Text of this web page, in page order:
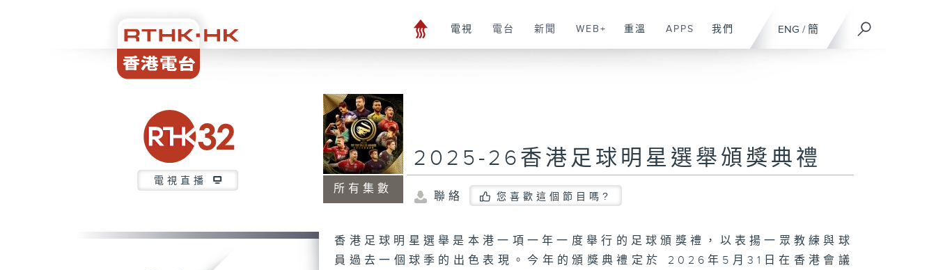
ENG / 簡
電視 電台 新聞 WEB+ 重溫 APPS 我們
電視直播
所有集數
2025-26香港足球明星選舉頒獎典禮
聯絡 您喜歡這個節目嗎?
香港足球明星選舉是本港一項一年一度舉行的足球頒獎禮，以表揚一眾教練與球
員過去一個球季的出色表現。今年的頒獎典禮定於 2026年5月31日在香港會議